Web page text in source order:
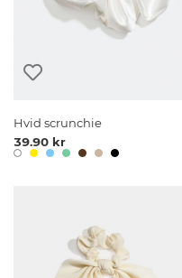
Hvid scrunchie
39.90 kr